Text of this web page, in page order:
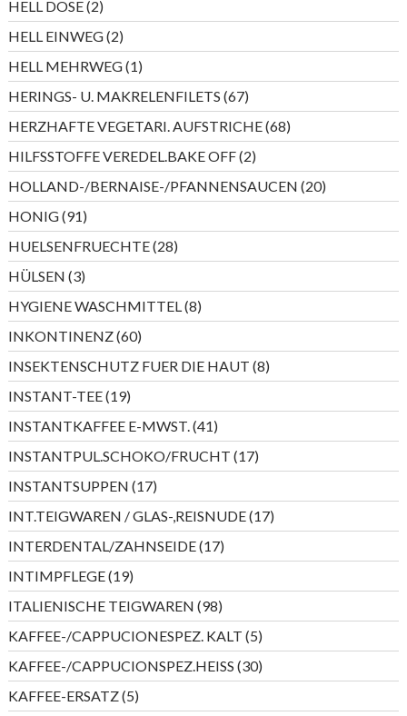
HELL DOSE 22
Produkte
HELL EINWEG 22
Produkte
HELL MEHRWEG 11
Produkt
HERINGS- U. MAKRELENFILETS 6767
Produkte
HERZHAFTE VEGETARI. AUFSTRICHE 6868
Produkte
HILFSSTOFFE VEREDEL.BAKE OFF 22
Produkte
HOLLAND-/BERNAISE-/PFANNENSAUCEN 2020
Produkte
HONIG 9191
Produkte
HUELSENFRUECHTE 2828
Produkte
HÜLSEN 33
Produkte
HYGIENE WASCHMITTEL 88
Produkte
INKONTINENZ 6060
Produkte
INSEKTENSCHUTZ FUER DIE HAUT 88
Produkte
INSTANT-TEE 1919
Produkte
INSTANTKAFFEE E-MWST. 4141
Produkte
INSTANTPUL.SCHOKO/FRUCHT 1717
Produkte
INSTANTSUPPEN 1717
Produkte
INT.TEIGWAREN / GLAS-,REISNUDE 1717
Produkte
INTERDENTAL/ZAHNSEIDE 1717
Produkte
INTIMPFLEGE 1919
Produkte
ITALIENISCHE TEIGWAREN 9898
Produkte
KAFFEE-/CAPPUCIONESPEZ. KALT 55
Produkte
KAFFEE-/CAPPUCIONSPEZ.HEISS 3030
Produkte
KAFFEE-ERSATZ 55